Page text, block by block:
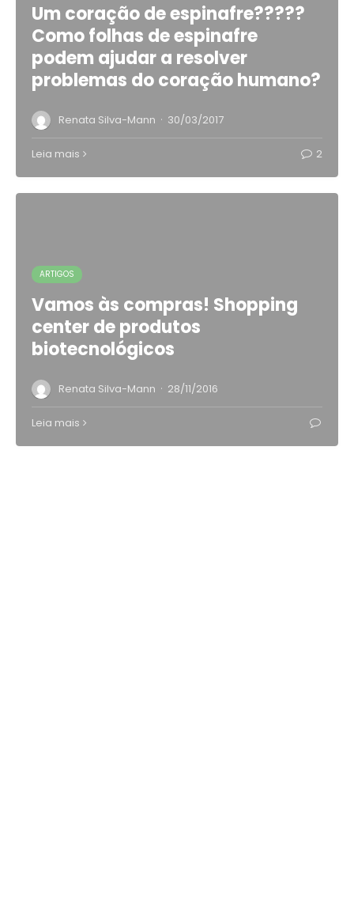
Um coração de espinafre?????
Como folhas de espinafre
podem ajudar a resolver
problemas do coração humano?
Renata Silva-Mann · 30/03/2017
Leia mais 2
ARTIGOS
Vamos às compras! Shopping
center de produtos
biotecnológicos
Renata Silva-Mann · 28/11/2016
Leia mais